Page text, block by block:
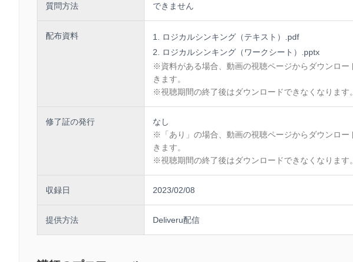
質問方法 できません
配布資料
ロジカルシンキング（テキスト）.pdf
ロジカルシンキング（ワークシート）.pptx
※資料がある場合、動画の視聴ページからダウンロー
きます。
※視聴期間の終了後はダウンロードできなくなります。
修了証の発行
なし
※「あり」の場合、動画の視聴ページからダウンロー
きます。
※視聴期間の終了後はダウンロードできなくなります。
収録日 2023/02/08
提供方法 Deliveru配信